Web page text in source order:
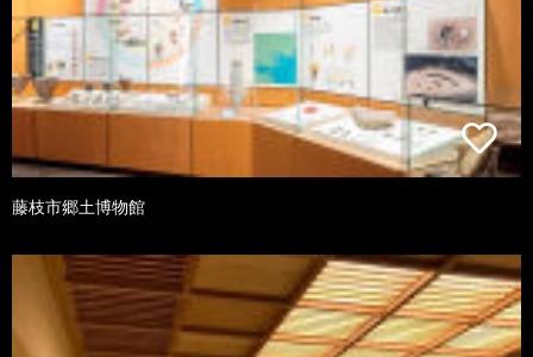
藤枝市郷土博物館